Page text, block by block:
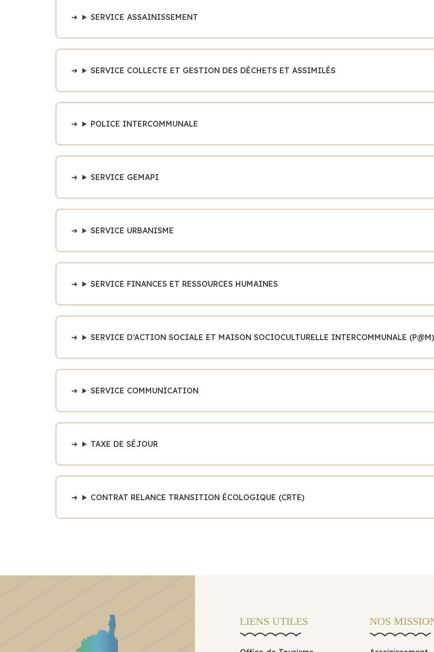
SERVICE ASSAINISSEMENT
SERVICE COLLECTE ET GESTION DES DÉCHETS ET ASSIMILÉS
POLICE INTERCOMMUNALE
SERVICE GEMAPI
SERVICE URBANISME
SERVICE FINANCES ET RESSOURCES HUMAINES
SERVICE D’ACTION SOCIALE ET MAISON SOCIOCULTURELLE INTERCOMMUNALE (P@M)
SERVICE COMMUNICATION
TAXE DE SÉJOUR
CONTRAT RELANCE TRANSITION ÉCOLOGIQUE (CRTE)
LIENS UTILES NOS